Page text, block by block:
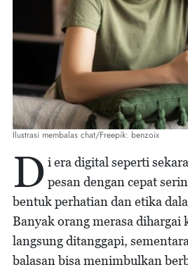
Ilustrasi membalas chat/Freepik: benzoix
D i era digital seperti
pesan dengan cepat
bentuk perhatian dan etika
Banyak orang merasa dihargai
langsung ditanggapi,
balasan bisa menimbulkan